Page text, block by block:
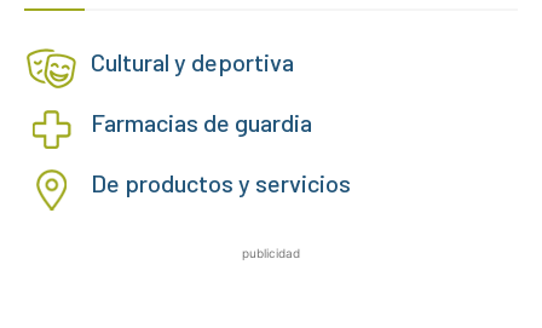
Cultural y deportiva
Farmacias de guardia
De productos y servicios
publicidad